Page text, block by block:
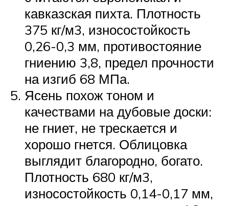
кавказская пихта. Плотность
375 кг/м3, износостойкость
0,26-0,3 мм, противостояние
гниению 3,8, предел прочности
на изгиб 68 МПа.
Ясень похож тоном и
качествами на дубовые доски:
не гниет, не трескается и
хорошо гнется. Облицовка
выглядит благородно, богато.
Плотность 680 кг/м3,
износостойкость 0,14-0,17 мм,